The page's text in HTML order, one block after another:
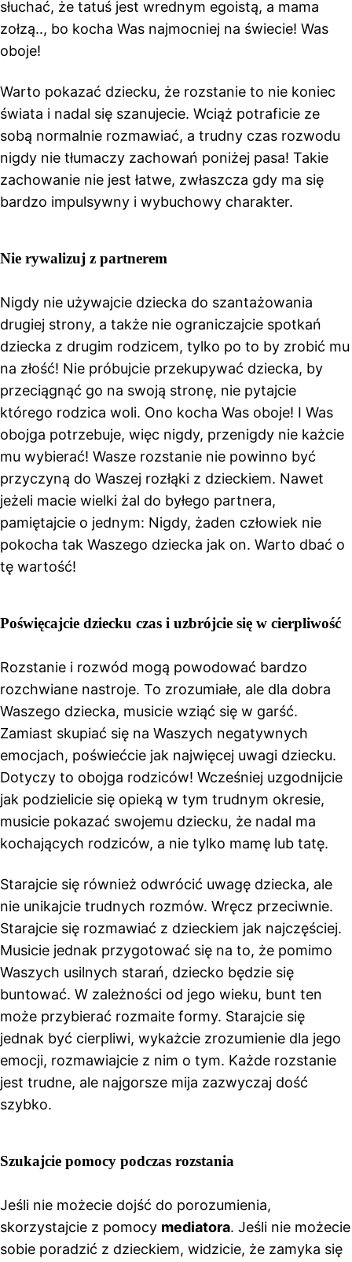
słuchać, że tatuś jest wrednym egoistą, a mama
zołzą.., bo kocha Was najmocniej na świecie! Was
oboje!
Warto pokazać dziecku, że rozstanie to nie koniec
świata i nadal się szanujecie. Wciąż potraficie ze
sobą normalnie rozmawiać, a trudny czas rozwodu
nigdy nie tłumaczy zachowań poniżej pasa! Takie
zachowanie nie jest łatwe, zwłaszcza gdy ma się
bardzo impulsywny i wybuchowy charakter.
Nie rywalizuj z partnerem
Nigdy nie używajcie dziecka do szantażowania
drugiej strony, a także nie ograniczajcie spotkań
dziecka z drugim rodzicem, tylko po to by zrobić mu
na złość! Nie próbujcie przekupywać dziecka, by
przeciągnąć go na swoją stronę, nie pytajcie
którego rodzica woli. Ono kocha Was oboje! I Was
obojga potrzebuje, więc nigdy, przenigdy nie każcie
mu wybierać! Wasze rozstanie nie powinno być
przyczyną do Waszej rozłąki z dzieckiem. Nawet
jeżeli macie wielki żal do byłego partnera,
pamiętajcie o jednym: Nigdy, żaden człowiek nie
pokocha tak Waszego dziecka jak on. Warto dbać o
tę wartość!
Poświęcajcie dziecku czas i uzbrójcie się w cierpliwość
Rozstanie i rozwód mogą powodować bardzo
rozchwiane nastroje. To zrozumiałe, ale dla dobra
Waszego dziecka, musicie wziąć się w garść.
Zamiast skupiać się na Waszych negatywnych
emocjach, poświećcie jak najwięcej uwagi dziecku.
Dotyczy to obojga rodziców! Wcześniej uzgodnijcie
jak podzielicie się opieką w tym trudnym okresie,
musicie pokazać swojemu dziecku, że nadal ma
kochających rodziców, a nie tylko mamę lub tatę.
Starajcie się również odwrócić uwagę dziecka, ale
nie unikajcie trudnych rozmów. Wręcz przeciwnie.
Starajcie się rozmawiać z dzieckiem jak najczęściej.
Musicie jednak przygotować się na to, że pomimo
Waszych usilnych starań, dziecko będzie się
buntować. W zależności od jego wieku, bunt ten
może przybierać rozmaite formy. Starajcie się
jednak być cierpliwi, wykażcie zrozumienie dla jego
emocji, rozmawiajcie z nim o tym. Każde rozstanie
jest trudne, ale najgorsze mija zazwyczaj dość
szybko.
Szukajcie pomocy podczas rozstania
Jeśli nie możecie dojść do porozumienia,
skorzystajcie z pomocy mediatora. Jeśli nie możecie
sobie poradzić z dzieckiem, widzicie, że zamyka się